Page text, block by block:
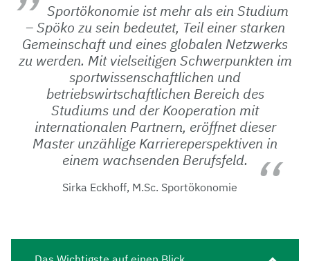
Sportökonomie ist mehr als ein Studium
– Spöko zu sein bedeutet, Teil einer starken
Gemeinschaft und eines globalen Netzwerks
zu werden. Mit vielseitigen Schwerpunkten im
sportwissenschaftlichen und
betriebswirtschaftlichen Bereich des
Studiums und der Kooperation mit
internationalen Partnern, eröffnet dieser
Master unzählige Karriereperspektiven in
einem wachsenden Berufsfeld.
Sirka Eckhoff, M.Sc. Sportökonomie